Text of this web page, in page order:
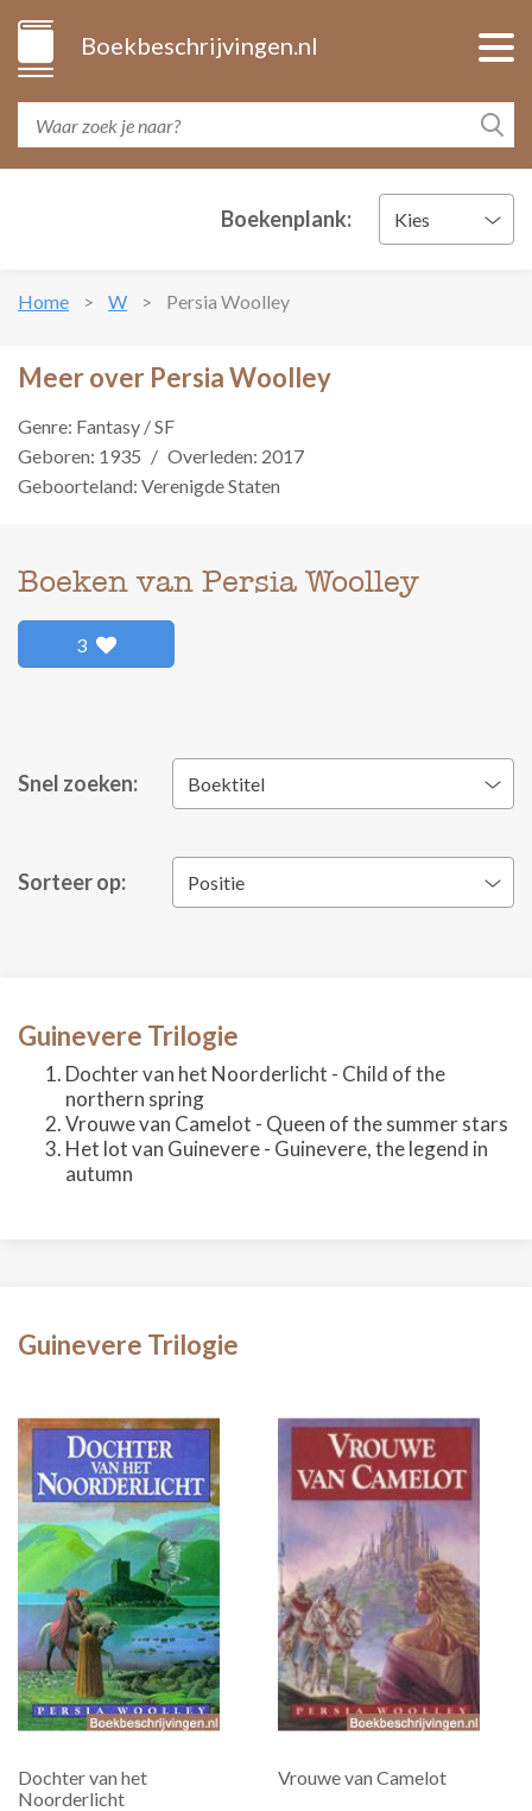
Boekbeschrijvingen.nl
Boekenplank: Kies
Home W Persia Woolley
Meer over Persia Woolley
Genre: Fantasy / SF
Geboren: 1935 / Overleden: 2017
Geboorteland: Verenigde Staten
Boeken van Persia Woolley
3
Snel zoeken: Boektitel
Sorteer op: Positie
Guinevere Trilogie
Dochter van het Noorderlicht - Child of the
northern spring
Vrouwe van Camelot - Queen of the summer stars
Het lot van Guinevere - Guinevere, the legend in
autumn
Guinevere Trilogie
Dochter van het
Noorderlicht
Vrouwe van Camelot